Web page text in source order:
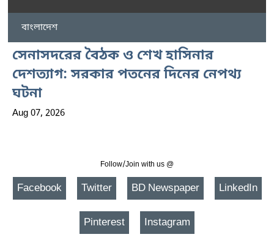
বাংলাদেশ
সেনাসদরের বৈঠক ও শেখ হাসিনার
দেশত্যাগ: সরকার পতনের দিনের নেপথ্য
ঘটনা
Aug 07, 2026
Follow/Join with us @
Facebook Twitter BD Newspaper LinkedIn
Pinterest Instagram